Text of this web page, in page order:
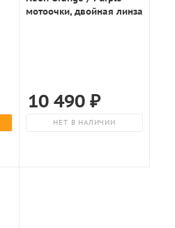
мотоочки, двойная линза
10 490 ₽
НЕТ В НАЛИЧИИ